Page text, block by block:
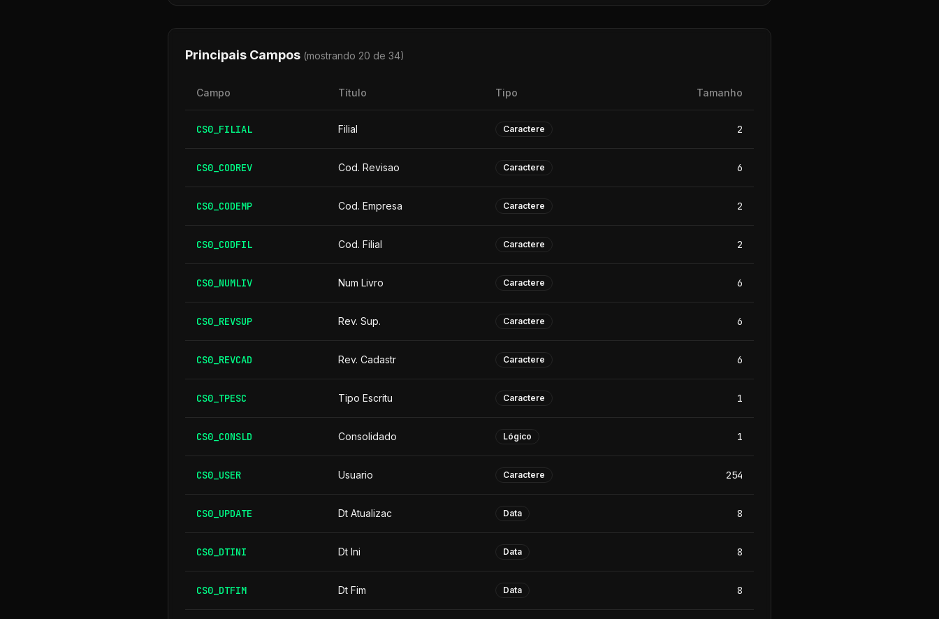
Principais Campos (mostrando 20 de 34)
Campo Título Tipo Tamanho
CS0_FILIAL Filial Caractere 2
CS0_CODREV Cod. Revisao Caractere 6
CS0_CODEMP Cod. Empresa Caractere 2
CS0_CODFIL Cod. Filial Caractere 2
CS0_NUMLIV Num Livro Caractere 6
CS0_REVSUP Rev. Sup. Caractere 6
CS0_REVCAD Rev. Cadastr Caractere 6
CS0_TPESC Tipo Escritu Caractere 1
CS0_CONSLD Consolidado Lógico 1
CS0_USER Usuario Caractere 254
CS0_UPDATE Dt Atualizac Data 8
CS0_DTINI Dt Ini Data 8
CS0_DTFIM Dt Fim Data 8